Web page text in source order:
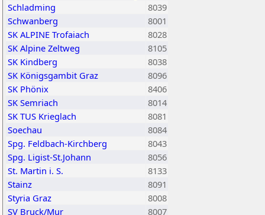
Schladming
8039
Schwanberg
8001
SK ALPINE Trofaiach
8028
SK Alpine Zeltweg
8105
SK Kindberg
8038
SK Königsgambit Graz
8096
SK Phönix
8406
SK Semriach
8014
SK TUS Krieglach
8081
Soechau
8084
Spg. Feldbach-Kirchberg
8043
Spg. Ligist-St.Johann
8056
St. Martin i. S.
8133
Stainz
8091
Styria Graz
8008
SV Bruck/Mur
8007